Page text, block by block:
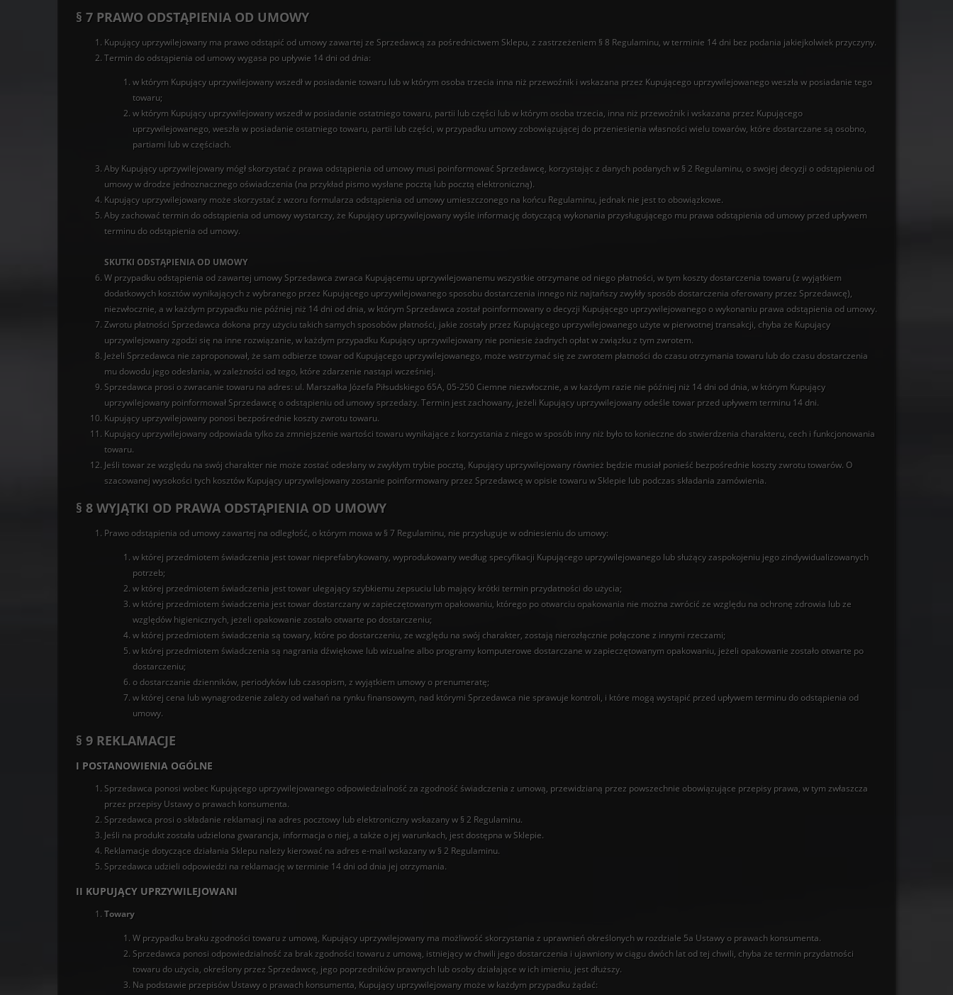
§ 7 PRAWO ODSTĄPIENIA OD UMOWY
Kupujący uprzywilejowany ma prawo odstąpić od umowy zawartej ze Sprzedawcą za pośrednictwem Sklepu, z zastrzeżeniem § 8 Regulaminu, w terminie 14 dni bez podania jakiejkolwiek przyczyny.
Termin do odstąpienia od umowy wygasa po upływie 14 dni od dnia:
w którym Kupujący uprzywilejowany wszedł w posiadanie towaru lub w którym osoba trzecia inna niż przewoźnik i wskazana przez Kupującego uprzywilejowanego weszła w posiadanie tego
towaru;
w którym Kupujący uprzywilejowany wszedł w posiadanie ostatniego towaru, partii lub części lub w którym osoba trzecia, inna niż przewoźnik i wskazana przez Kupującego
uprzywilejowanego, weszła w posiadanie ostatniego towaru, partii lub części, w przypadku umowy zobowiązującej do przeniesienia własności wielu towarów, które dostarczane są osobno,
partiami lub w częściach.
Aby Kupujący uprzywilejowany mógł skorzystać z prawa odstąpienia od umowy musi poinformować Sprzedawcę, korzystając z danych podanych w § 2 Regulaminu, o swojej decyzji o odstąpieniu od
umowy w drodze jednoznacznego oświadczenia (na przykład pismo wysłane pocztą lub pocztą elektroniczną).
Kupujący uprzywilejowany może skorzystać z wzoru formularza odstąpienia od umowy umieszczonego na końcu Regulaminu, jednak nie jest to obowiązkowe.
Aby zachować termin do odstąpienia od umowy wystarczy, że Kupujący uprzywilejowany wyśle informację dotyczącą wykonania przysługującego mu prawa odstąpienia od umowy przed upływem
terminu do odstąpienia od umowy.
SKUTKI ODSTĄPIENIA OD UMOWY
W przypadku odstąpienia od zawartej umowy Sprzedawca zwraca Kupującemu uprzywilejowanemu wszystkie otrzymane od niego płatności, w tym koszty dostarczenia towaru (z wyjątkiem
dodatkowych kosztów wynikających z wybranego przez Kupującego uprzywilejowanego sposobu dostarczenia innego niż najtańszy zwykły sposób dostarczenia oferowany przez Sprzedawcę),
niezwłocznie, a w każdym przypadku nie później niż 14 dni od dnia, w którym Sprzedawca został poinformowany o decyzji Kupującego uprzywilejowanego o wykonaniu prawa odstąpienia od umowy.
Zwrotu płatności Sprzedawca dokona przy użyciu takich samych sposobów płatności, jakie zostały przez Kupującego uprzywilejowanego użyte w pierwotnej transakcji, chyba że Kupujący
uprzywilejowany zgodzi się na inne rozwiązanie, w każdym przypadku Kupujący uprzywilejowany nie poniesie żadnych opłat w związku z tym zwrotem.
Jeżeli Sprzedawca nie zaproponował, że sam odbierze towar od Kupującego uprzywilejowanego, może wstrzymać się ze zwrotem płatności do czasu otrzymania towaru lub do czasu dostarczenia
mu dowodu jego odesłania, w zależności od tego, które zdarzenie nastąpi wcześniej.
Sprzedawca prosi o zwracanie towaru na adres: ul. Marszałka Józefa Piłsudskiego 65A, 05-250 Ciemne niezwłocznie, a w każdym razie nie później niż 14 dni od dnia, w którym Kupujący
uprzywilejowany poinformował Sprzedawcę o odstąpieniu od umowy sprzedaży. Termin jest zachowany, jeżeli Kupujący uprzywilejowany odeśle towar przed upływem terminu 14 dni.
Kupujący uprzywilejowany ponosi bezpośrednie koszty zwrotu towaru.
Kupujący uprzywilejowany odpowiada tylko za zmniejszenie wartości towaru wynikające z korzystania z niego w sposób inny niż było to konieczne do stwierdzenia charakteru, cech i funkcjonowania
towaru.
Jeśli towar ze względu na swój charakter nie może zostać odesłany w zwykłym trybie pocztą, Kupujący uprzywilejowany również będzie musiał ponieść bezpośrednie koszty zwrotu towarów. O
szacowanej wysokości tych kosztów Kupujący uprzywilejowany zostanie poinformowany przez Sprzedawcę w opisie towaru w Sklepie lub podczas składania zamówienia.
§ 8 WYJĄTKI OD PRAWA ODSTĄPIENIA OD UMOWY
Prawo odstąpienia od umowy zawartej na odległość, o którym mowa w § 7 Regulaminu, nie przysługuje w odniesieniu do umowy:
w której przedmiotem świadczenia jest towar nieprefabrykowany, wyprodukowany według specyfikacji Kupującego uprzywilejowanego lub służący zaspokojeniu jego zindywidualizowanych
potrzeb;
w której przedmiotem świadczenia jest towar ulegający szybkiemu zepsuciu lub mający krótki termin przydatności do użycia;
w której przedmiotem świadczenia jest towar dostarczany w zapieczętowanym opakowaniu, którego po otwarciu opakowania nie można zwrócić ze względu na ochronę zdrowia lub ze
względów higienicznych, jeżeli opakowanie zostało otwarte po dostarczeniu;
w której przedmiotem świadczenia są towary, które po dostarczeniu, ze względu na swój charakter, zostają nierozłącznie połączone z innymi rzeczami;
w której przedmiotem świadczenia są nagrania dźwiękowe lub wizualne albo programy komputerowe dostarczane w zapieczętowanym opakowaniu, jeżeli opakowanie zostało otwarte po
dostarczeniu;
o dostarczanie dzienników, periodyków lub czasopism, z wyjątkiem umowy o prenumeratę;
w której cena lub wynagrodzenie zależy od wahań na rynku finansowym, nad którymi Sprzedawca nie sprawuje kontroli, i które mogą wystąpić przed upływem terminu do odstąpienia od
umowy.
§ 9 REKLAMACJE
I POSTANOWIENIA OGÓLNE
Sprzedawca ponosi wobec Kupującego uprzywilejowanego odpowiedzialność za zgodność świadczenia z umową, przewidzianą przez powszechnie obowiązujące przepisy prawa, w tym zwłaszcza
przez przepisy Ustawy o prawach konsumenta.
Sprzedawca prosi o składanie reklamacji na adres pocztowy lub elektroniczny wskazany w § 2 Regulaminu.
Jeśli na produkt została udzielona gwarancja, informacja o niej, a także o jej warunkach, jest dostępna w Sklepie.
Reklamacje dotyczące działania Sklepu należy kierować na adres e-mail wskazany w § 2 Regulaminu.
Sprzedawca udzieli odpowiedzi na reklamację w terminie 14 dni od dnia jej otrzymania.
II KUPUJĄCY UPRZYWILEJOWANI
Towary
W przypadku braku zgodności towaru z umową, Kupujący uprzywilejowany ma możliwość skorzystania z uprawnień określonych w rozdziale 5a Ustawy o prawach konsumenta.
Sprzedawca ponosi odpowiedzialność za brak zgodności towaru z umową, istniejący w chwili jego dostarczenia i ujawniony w ciągu dwóch lat od tej chwili, chyba że termin przydatności
towaru do użycia, określony przez Sprzedawcę, jego poprzedników prawnych lub osoby działające w ich imieniu, jest dłuższy.
Na podstawie przepisów Ustawy o prawach konsumenta, Kupujący uprzywilejowany może w każdym przypadku żądać: